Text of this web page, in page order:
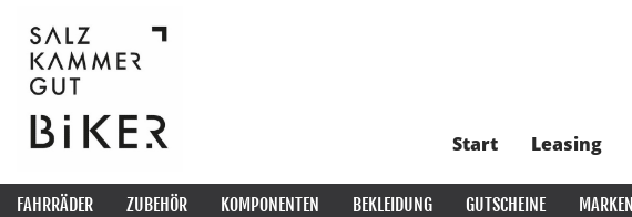
Start Leasing
FAHRRÄDER ZUBEHÖR KOMPONENTEN BEKLEIDUNG GUTSCHEINE
MARKEN